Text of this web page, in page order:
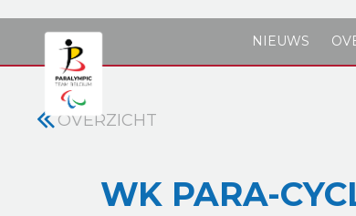
NIEUWS
OVERZICHT
WK PARA-